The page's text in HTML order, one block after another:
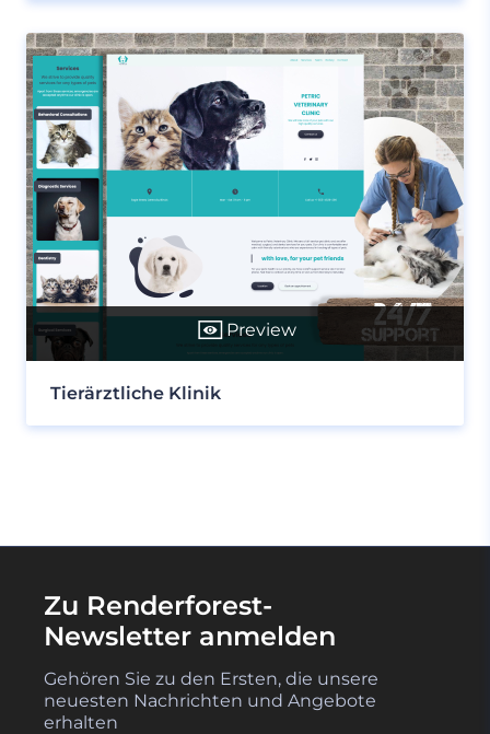
Preview
Tierärztliche Klinik
Zu Renderforest-
Newsletter anmelden
Gehören Sie zu den Ersten, die unsere
neuesten Nachrichten und Angebote
erhalten